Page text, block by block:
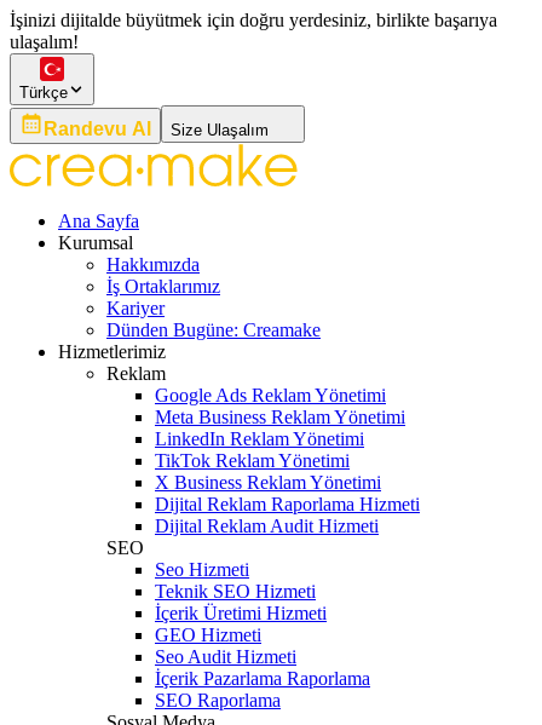
İşinizi dijitalde büyütmek için doğru yerdesiniz, birlikte başarıya
ulaşalım!
Türkçe
Randevu Al Size Ulaşalım
Ana Sayfa
Kurumsal
Hakkımızda
İş Ortaklarımız
Kariyer
Dünden Bugüne: Creamake
Hizmetlerimiz
Reklam
Google Ads Reklam Yönetimi
Meta Business Reklam Yönetimi
LinkedIn Reklam Yönetimi
TikTok Reklam Yönetimi
X Business Reklam Yönetimi
Dijital Reklam Raporlama Hizmeti
Dijital Reklam Audit Hizmeti
SEO
Seo Hizmeti
Teknik SEO Hizmeti
İçerik Üretimi Hizmeti
GEO Hizmeti
Seo Audit Hizmeti
İçerik Pazarlama Raporlama
SEO Raporlama